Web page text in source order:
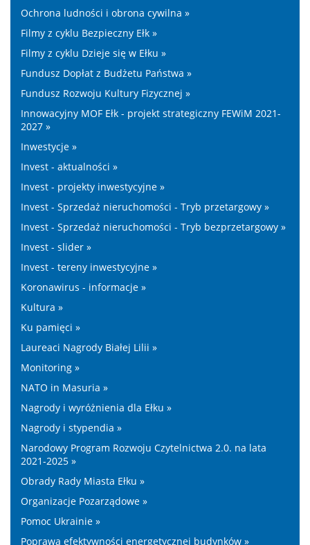
Ochrona ludności i obrona cywilna »
Filmy z cyklu Bezpieczny Ełk »
Filmy z cyklu Dzieje się w Ełku »
Fundusz Dopłat z Budżetu Państwa »
Fundusz Rozwoju Kultury Fizycznej »
Innowacyjny MOF Ełk - projekt strategiczny FEWiM 2021-
2027 »
Inwestycje »
Invest - aktualności »
Invest - projekty inwestycyjne »
Invest - Sprzedaż nieruchomości - Tryb przetargowy »
Invest - Sprzedaż nieruchomości - Tryb bezprzetargowy »
Invest - slider »
Invest - tereny inwestycyjne »
Koronawirus - informacje »
Kultura »
Ku pamięci »
Laureaci Nagrody Białej Lilii »
Monitoring »
NATO in Masuria »
Nagrody i wyróżnienia dla Ełku »
Nagrody i stypendia »
Narodowy Program Rozwoju Czytelnictwa 2.0. na lata
2021-2025 »
Obrady Rady Miasta Ełku »
Organizacje Pozarządowe »
Pomoc Ukrainie »
Poprawa efektywności energetycznej budynków »